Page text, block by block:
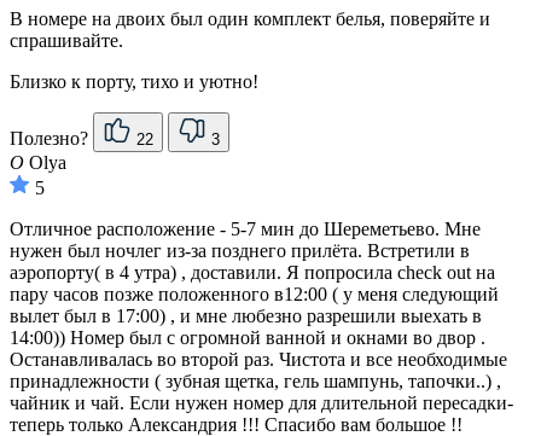
В номере на двоих был один комплект белья, поверяйте и
спрашивайте.
Близко к порту, тихо и уютно!
Полезно? 22 3
O Olya
5
Отличное расположение - 5-7 мин до Шереметьево. Мне
нужен был ночлег из-за позднего прилёта. Встретили в
аэропорту( в 4 утра) , доставили. Я попросила check out на
пару часов позже положенного в12:00 ( у меня следующий
вылет был в 17:00) , и мне любезно разрешили выехать в
14:00)) Номер был с огромной ванной и окнами во двор .
Останавливалась во второй раз. Чистота и все необходимые
принадлежности ( зубная щетка, гель шампунь, тапочки..) ,
чайник и чай. Если нужен номер для длительной пересадки-
теперь только Александрия !!! Спасибо вам большое !!